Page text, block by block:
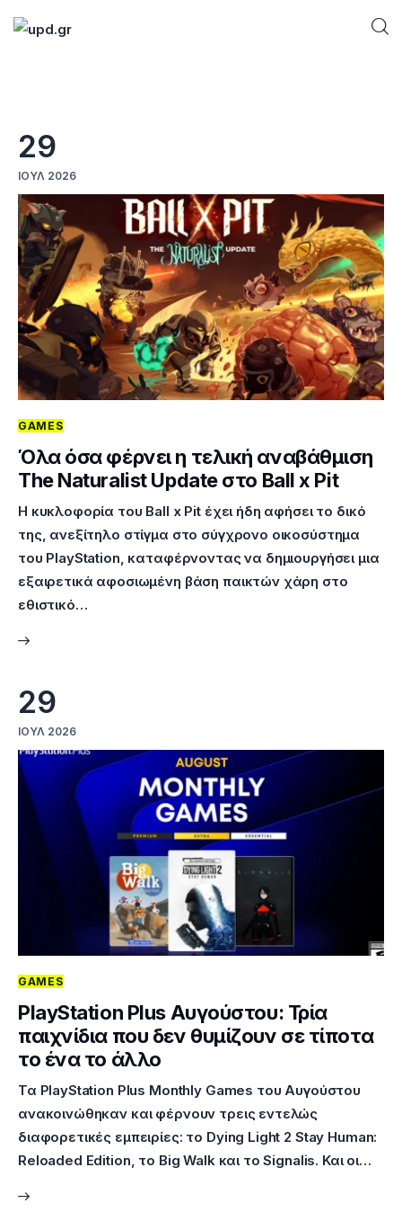
Games
Futuring
AI news
How To
Blog
29
ΙΟΎΛ 2026
GAMES
Όλα όσα φέρνει η τελική αναβάθμιση
The Naturalist Update στο Ball x Pit
Η κυκλοφορία του Ball x Pit έχει ήδη αφήσει το δικό
της, ανεξίτηλο στίγμα στο σύγχρονο οικοσύστημα
του PlayStation, καταφέρνοντας να δημιουργήσει μια
εξαιρετικά αφοσιωμένη βάση παικτών χάρη στο
εθιστικό…
29
ΙΟΎΛ 2026
GAMES
PlayStation Plus Αυγούστου: Τρία
παιχνίδια που δεν θυμίζουν σε τίποτα
το ένα το άλλο
Τα PlayStation Plus Monthly Games του Αυγούστου
ανακοινώθηκαν και φέρνουν τρεις εντελώς
διαφορετικές εμπειρίες: το Dying Light 2 Stay Human:
Reloaded Edition, το Big Walk και το Signalis. Και οι…